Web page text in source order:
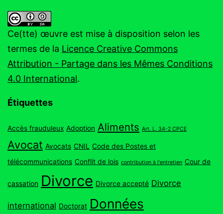
Ce(tte) œuvre est mise à disposition selon les
termes de la Licence Creative Commons
Attribution - Partage dans les Mêmes Conditions
4.0 International.
Étiquettes
Accès frauduleux Adoption Aliments Art. L. 34-2 CPCE
Avocat Avocats CNIL
Code des Postes et
télécommunications Conflit de lois contribution à l'entretien Cour de
cassation Divorce Divorce accepté Divorce
international Doctorat Données